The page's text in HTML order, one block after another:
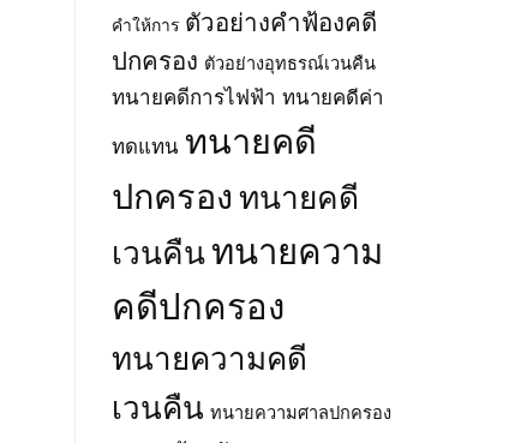
ราช
บัญญัติ
การ
ประกอบ
กิจการ
พลังงาน
พ.ศ.
ราช
การ
ประกอบ
พลังงาน
วิเชียร
น้ำยืน
จังหวัด
พ.ศ.
คำให้การ ตัวอย่างคำฟ้องคดี
ปกครอง ตัวอย่างอุทธรณ์เวนคืน
ทนายคดีการไฟฟ้า ทนายคดีค่า
ทดแทน ทนายคดี
ปกครอง ทนายคดี
เวนคืน ทนายความ
คดีปกครอง
ทนายความคดี
เวนคืน ทนายความศาลปกครอง